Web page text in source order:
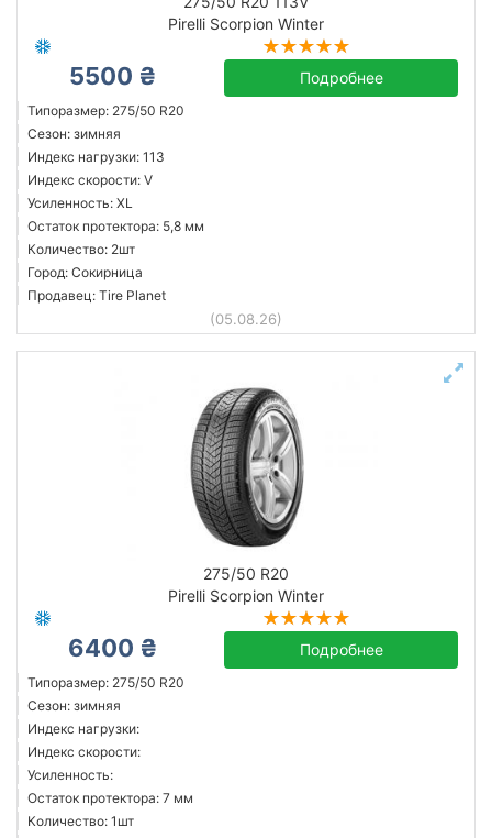
Pirelli Scorpion Winter
5500 ₴ Подробнее
Типоразмер: 275/50 R20
Сезон: зимняя
Индекс нагрузки: 113
Индекс скорости: V
Усиленность: XL
Остаток протектора: 5,8 мм
Количество: 2шт
Город: Сокирница
Продавец: Tire Planet
(05.08.26)
275/50 R20
Pirelli Scorpion Winter
6400 ₴ Подробнее
Типоразмер: 275/50 R20
Сезон: зимняя
Индекс нагрузки:
Индекс скорости:
Усиленность:
Остаток протектора: 7 мм
Количество: 1шт